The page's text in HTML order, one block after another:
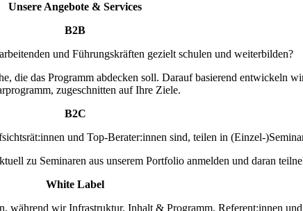
Unsere Angebote & Services
B2B
und Führungskräften gezielt schulen und weiterbilden?
die das Programm abdecken soll. Darauf basierend entwickeln
zugeschnitten auf Ihre Ziele.
B2C
und Top-Berater:innen sind, teilen in (Einzel-
zu Seminaren aus unserem Portfolio anmelden und daran
White Label
während wir Infrastruktur, Inhalt & Programm, Referent:innen